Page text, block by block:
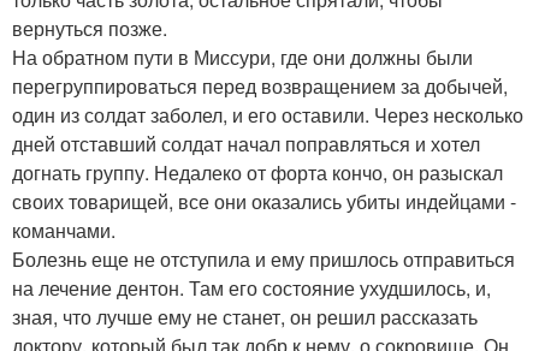
вернуться позже.
На обратном пути в Миссури, где они должны были
перегруппироваться перед возвращением за добычей,
один из солдат заболел, и его оставили. Через несколько
дней отставший солдат начал поправляться и хотел
догнать группу. Недалеко от форта кончо, он разыскал
своих товарищей, все они оказались убиты индейцами -
команчами.
Болезнь еще не отступила и ему пришлось отправиться
на лечение дентон. Там его состояние ухудшилось, и,
зная, что лучше ему не станет, он решил рассказать